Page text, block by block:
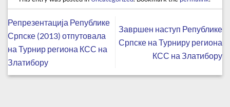
Репрезентација Републике
Српске (2013) отпутовала
на Турнир региона КСС на
Златибору
Завршен наступ Републике
Српске на Турниру региона
КСС на Златибору